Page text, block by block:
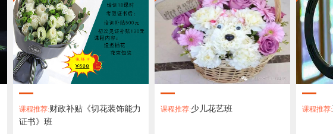
课程推荐:财政补贴《切花装饰能力
证书》班
课程推荐:少儿花艺班 课程推荐: